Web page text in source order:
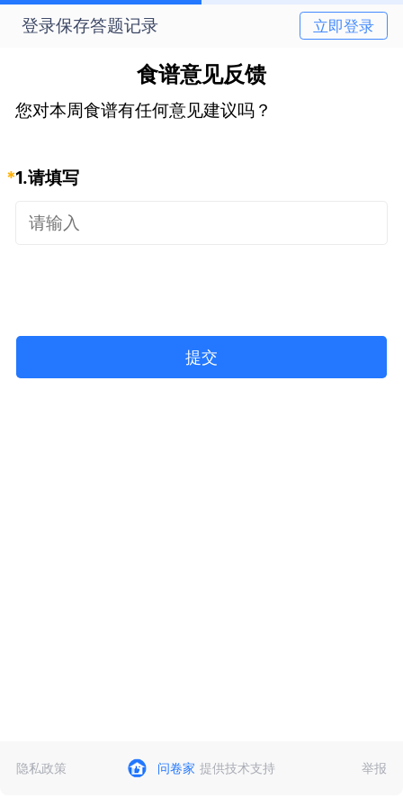
登录保存答题记录 立即登录
食谱意见反馈
您对本周食谱有任何意见建议吗？
*1.请填写
提交
举报
隐私政策 问卷家 提供技术支持